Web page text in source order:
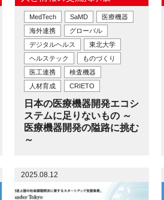
MedTech SaMD
医療機器
海外連携
グローバル
デジタルヘルス
東北大学
ヘルステック
ものづくり
医工連携
検査機器
人材育成
CRIETO
日本の医療機器開発エコシ
ステムに足りないもの ～
医療機器開発の隘路に挑む
～
2025.08.12